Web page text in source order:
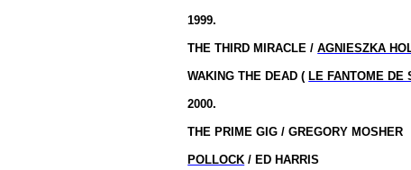
1999.
THE THIRD MIRACLE /AGNIESZKA
WAKING THE DEAD ( LE FANTOME DE
2000.
THE PRIME GIG / GREGORY MOSHER
POLLOCK / ED HARRIS